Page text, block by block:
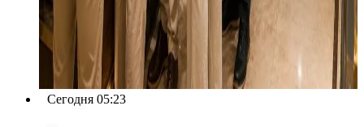
Сегодня 05:23